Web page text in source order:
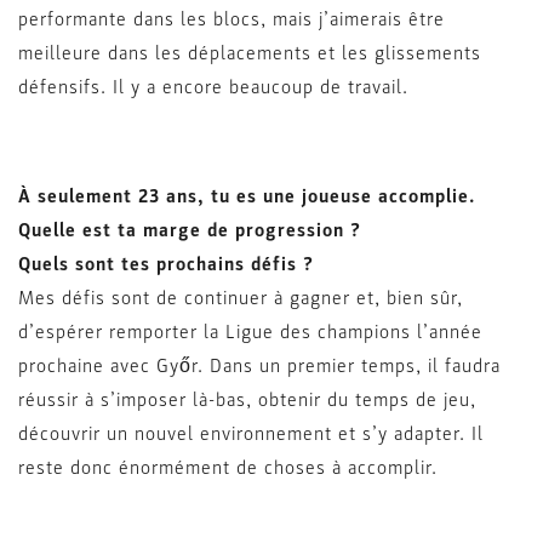
performante dans les blocs, mais j’aimerais être
meilleure dans les déplacements et les glissements
défensifs. Il y a encore beaucoup de travail.
À seulement 23 ans, tu es une joueuse accomplie.
Quelle est ta marge de progression ?
Quels sont tes prochains défis ?
Mes défis sont de continuer à gagner et, bien sûr,
d’espérer remporter la Ligue des champions l’année
prochaine avec Győr. Dans un premier temps, il faudra
réussir à s’imposer là-bas, obtenir du temps de jeu,
découvrir un nouvel environnement et s’y adapter. Il
reste donc énormément de choses à accomplir.